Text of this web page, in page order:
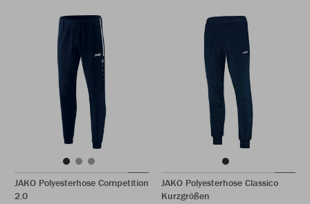
JAKO Polyesterhose Competition
2.0
JAKO Polyesterhose Classico
Kurzgrößen